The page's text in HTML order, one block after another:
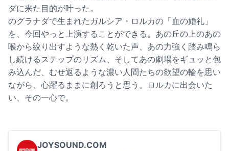
ダに来た目的が叶った。
のグラナダで生まれたガルシア・ロルカの「血の婚礼」
を、今回やっと上演することができる。あの丘の上のあの
喉から絞り出すような熱く乾いた声、あの力強く踏み鳴ら
し続けるステップのリズム、そしてあの劇場をギュッと包
み込んだ、むせ返るような濃い人間たちの欲望の輪を思い
ながら、心躍るままに創ろうと思う。ロルカに出会いた
い、その一心で。
JOYSOUND.COM